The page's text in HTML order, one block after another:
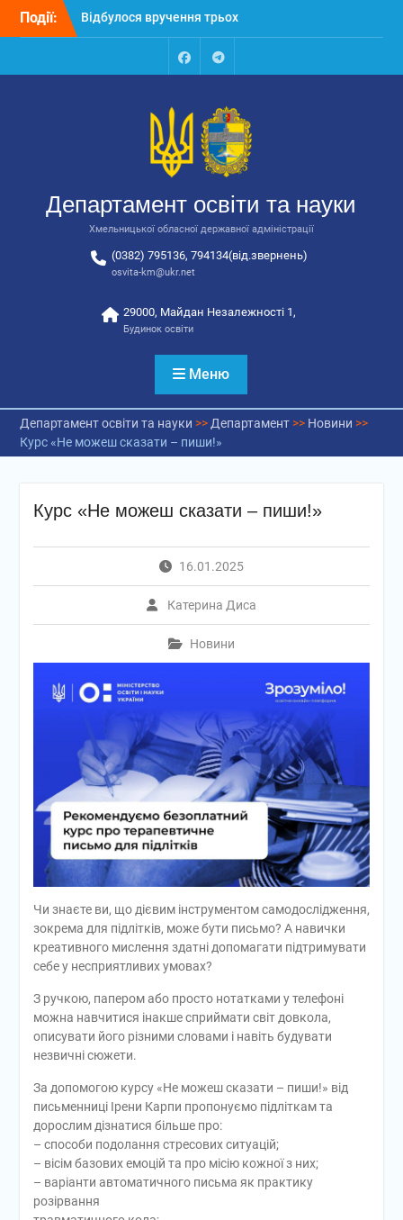
Перейти
Події:
закладів освіти
Відбулося засідання
освіти та науки обласної
Відбулась обласна
відповідальних за
національно-патріотичне
FacebookTalegram
Департамент освіти та науки
Хмельницької обласної державної адміністрації
(0382) 795136, 794134(від.звернень)
osvita-km@ukr.net
29000, Майдан Незалежності 1,
Будинок освіти
Меню
Департамент освіти та науки >> Департамент>> Новини >>
Курс «Не можеш сказати – пиши!»
Курс «Не можеш сказати – пиши!»
16.01.2025
Катерина Диса
Новини
Чи знаєте ви, що дієвим інструментом самодослідження,
зокрема для підлітків, може бути письмо? А навички
креативного мислення здатні допомагати підтримувати
себе у несприятливих умовах?
З ручкою, папером або просто нотатками у телефоні
можна навчитися інакше сприймати світ довкола,
описувати його різними словами і навіть будувати
незвичні сюжети.
За допомогою курсу «Не можеш сказати – пиши!» від
письменниці Ірени Карпи пропонуємо підліткам та
дорослим дізнатися більше про:
– способи подолання стресових ситуацій;
– вісім базових емоцій та про місію кожної з них;
– варіанти автоматичного письма як практику
розірвання